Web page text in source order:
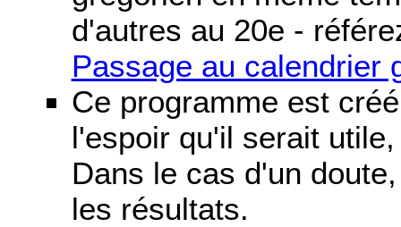
d'autres au 20e -
Passage au calendrier
Ce programme est
l'espoir qu'il serait
Dans le cas d'un
les résultats.